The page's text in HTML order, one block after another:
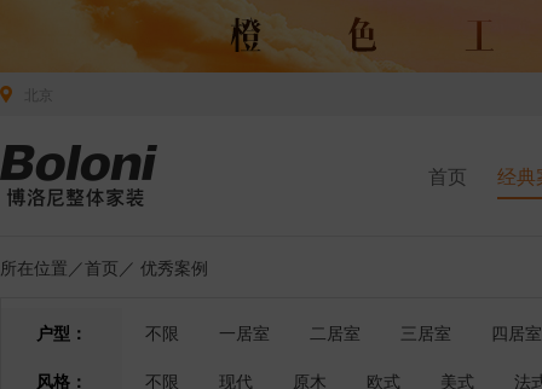
首页 经典
所在位置／首页 ／ 优秀案例
户型： 不限 一居室 二居室 三居室
四居室
风格：
不限 现代 原木 欧式 美式
法